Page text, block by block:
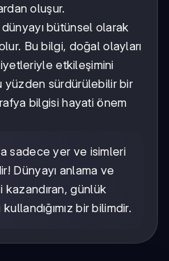
oluşur.
bütünsel olarak
Bu bilgi, doğal olayları
etkileşimini
yüzden sürdürülebilir bir
bilgisi hayati önem
sadece yer ve isimleri
Dünyayı anlama ve
günlük
bir bilimdir.